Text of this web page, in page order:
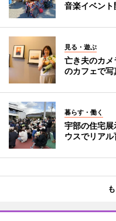
音楽イベント
見る・遊ぶ
亡き夫のカ
のカフェで写
暮らす・働く
宇部の住宅
ウスでリア